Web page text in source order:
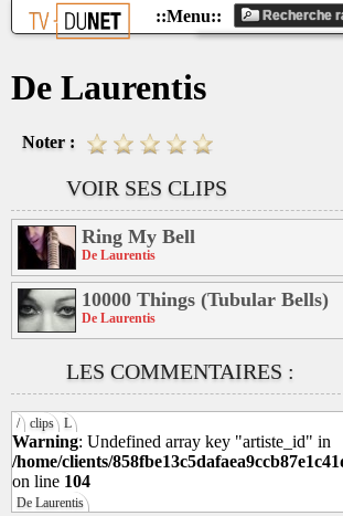
/ clips L
Warning: Undefined array key "artiste_id" in
/home/clients/
on line 104
De Laurentis
De Laurentis
Noter :
VOIR SES CLIPS
Ring My Bell
De Laurentis
10000 Things (Tubular Bells)
De Laurentis
LES COMMENTAIRES :